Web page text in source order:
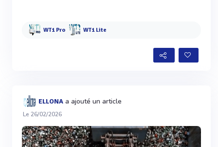
WT1 Pro WT1 Lite
ELLONA a ajouté un article
Le 26/02/2026